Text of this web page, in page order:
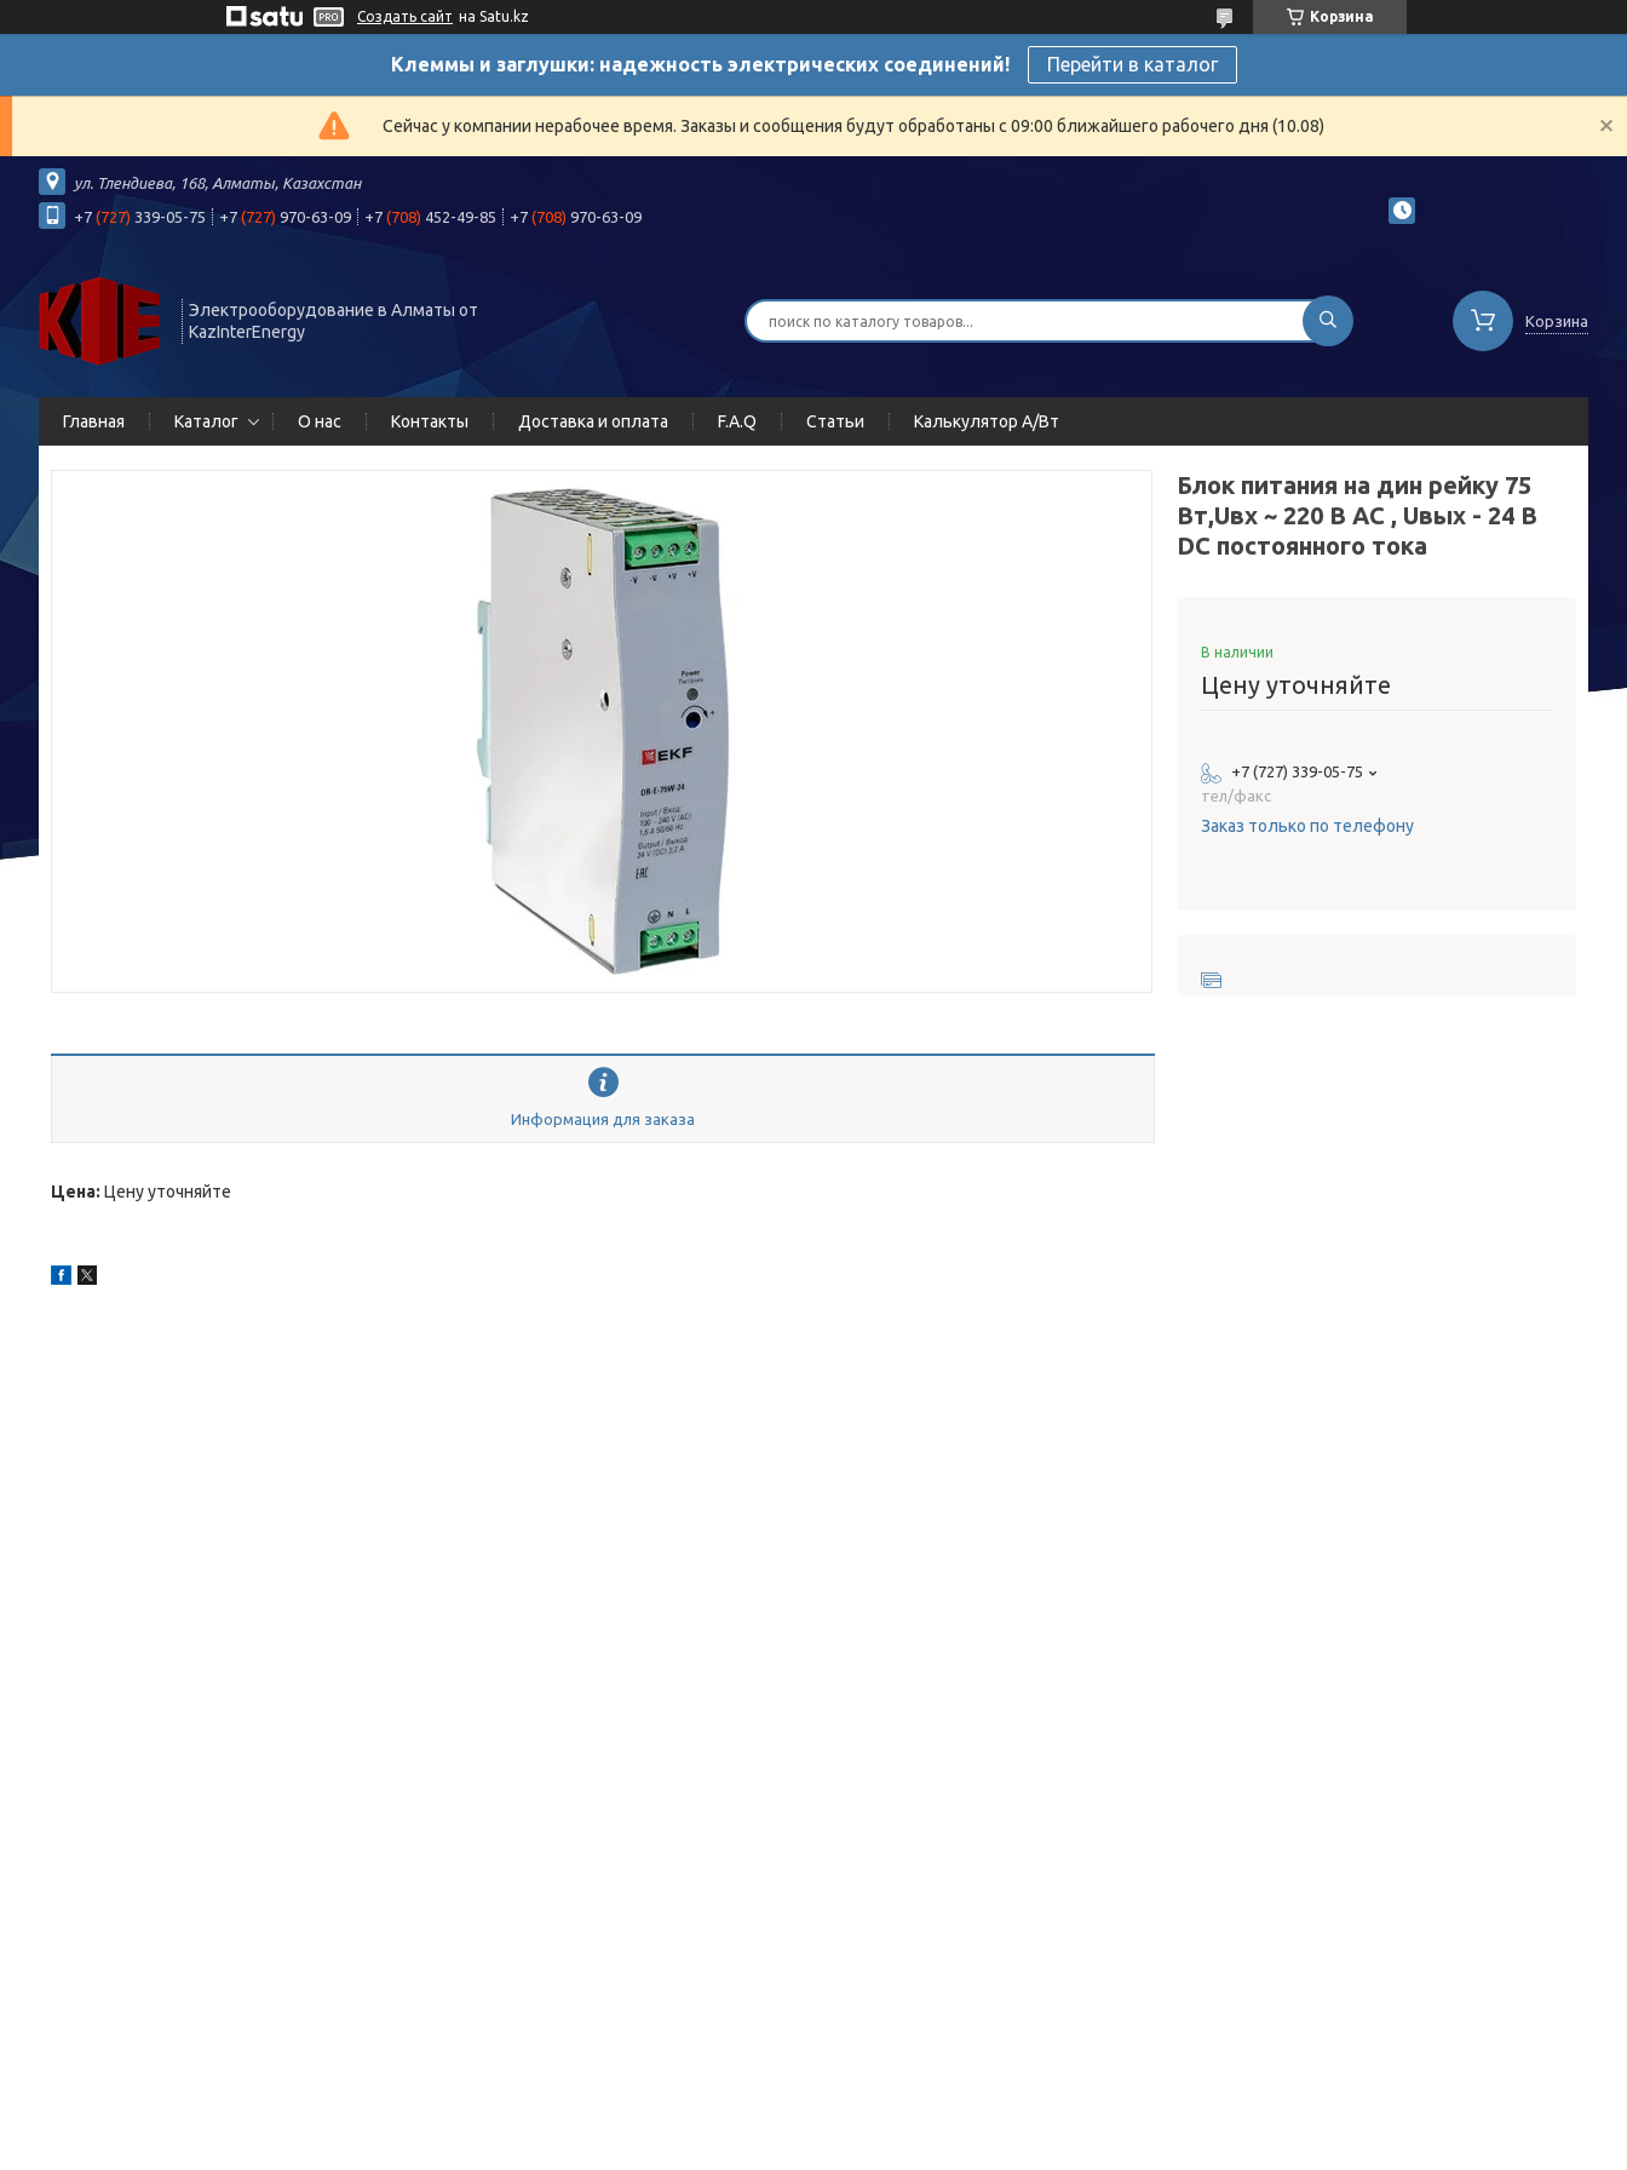
Создать сайт на Satu.kz Корзина
Клеммы и заглушки: надежность электрических соединений! Перейти в каталог
Сейчас у компании нерабочее время. Заказы и сообщения будут обработаны с 09:00 ближайшего рабочего дня (10.08)
ул. Тлендиева, 168, Алматы, Казахстан
+7 (727) 339-05-75 +7 (727) 970-63-09 +7 (708) 452-49-85 +7 (708) 970-63-09
Электрооборудование в Алматы от
KazInterEnergy
Корзина
Главная Каталог О нас Контакты Доставка и оплата F.A.Q Статьи Калькулятор А/Вт
Информация для заказа
Цена: Цену уточняйте
Блок питания на дин рейку 75
Вт,Uвх ~ 220 В AC , Uвых - 24 В
DC постоянного тока
В наличии
Цену уточняйте
+7 (727) 339-05-75
тел/факс
Заказ только по телефону